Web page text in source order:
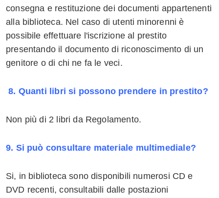
consegna e restituzione dei documenti appartenenti
alla biblioteca. Nel caso di utenti minorenni è
possibile effettuare l'iscrizione al prestito
presentando il documento di riconoscimento di un
genitore o di chi ne fa le veci.
8. Quanti libri si possono prendere in prestito?
Non più di 2 libri da Regolamento.
9. Si può consultare materiale multimediale?
Si, in biblioteca sono disponibili numerosi CD e
DVD recenti, consultabili dalle postazioni